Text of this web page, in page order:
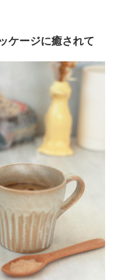
ケージに癒されて